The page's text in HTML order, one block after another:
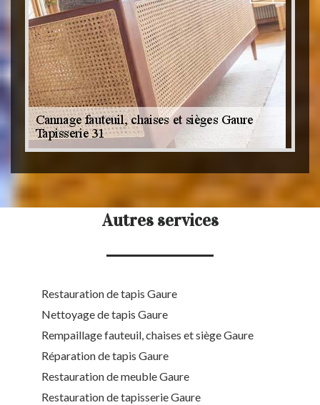
Autres services
Restauration de tapis Gaure
Nettoyage de tapis Gaure
Rempaillage fauteuil, chaises et siège Gaure
Réparation de tapis Gaure
Restauration de meuble Gaure
Restauration de tapisserie Gaure